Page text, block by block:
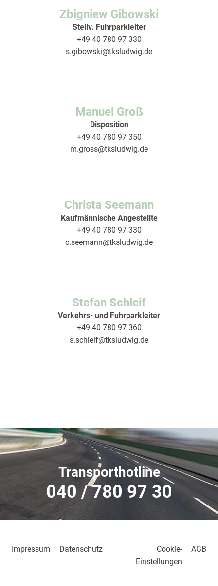
Zbigniew Gibowski
Stellv. Fuhrparkleiter
+49 40 780 97 330
s.gibowski@tksludwig.de
Manuel Groß
Disposition
+49 40 780 97 350
m.gross@tksludwig.de
Christa Seemann
Kaufmännische Angestellte
+49 40 780 97 330
c.seemann@tksludwig.de
Stefan Schleif
Verkehrs- und Fuhrparkleiter
+49 40 780 97 360
s.schleif@tksludwig.de
Transporthotline
040 / 780 97 30
Impressum Datenschutz
Cookie-
Einstellungen
AGB